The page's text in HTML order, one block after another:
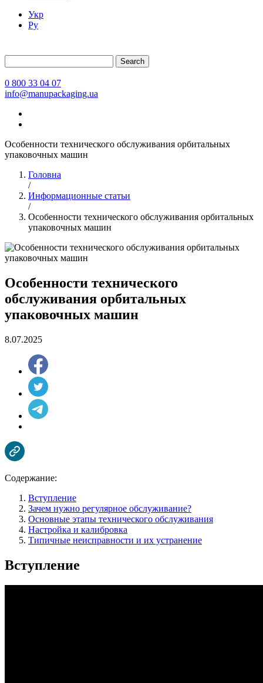
Укр
Ру
Search
0 800 33 04 07
info@manupackaging.ua
Особенности технического обслуживания орбитальных
упаковочных машин
Головна
/
Информационные статьи
/
Особенности технического обслуживания орбитальных
упаковочных машин
Особенности технического
обслуживания орбитальных
упаковочных машин
8.07.2025
Содержание:
Вступление
Зачем нужно регулярное обслуживание?
Основные этапы технического обслуживания
Настройка и калибровка
Типичные неисправности и их устранение
Вступление